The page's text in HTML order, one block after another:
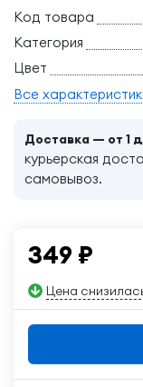
Код товара
Категория
Цвет
Все
Доставка — от 1
курьерская
самовывоз.
349 ₽
Цена